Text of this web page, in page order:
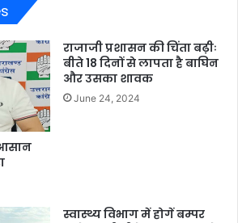
राजाजी प्रशासन की चिंता बढ़ीः
बीते 18 दिनों से लापता है बाघिन
और उसका शावक
June 24, 2024
स्वास्थ्य विभाग में होगें बम्पर